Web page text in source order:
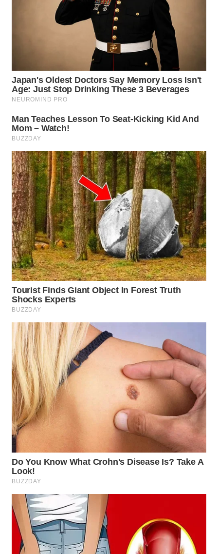
GORONTALO
WN
WN
WN
MALUT
WN
DAIRI
WN
DANAU
TOBA
WN
NIAS
WN
LANGKAT
WN
TAPANULI
SELATAN
WN
TANJUNG
LESUNG
WN
KARO
SIMALUNGUN
WN
LABUHANBATU